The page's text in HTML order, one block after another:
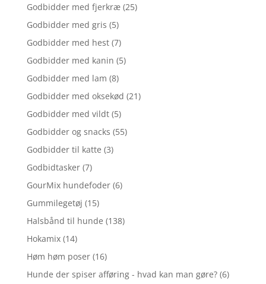
Godbidder med fjerkræ (25)
Godbidder med gris (5)
Godbidder med hest (7)
Godbidder med kanin (5)
Godbidder med lam (8)
Godbidder med oksekød (21)
Godbidder med vildt (5)
Godbidder og snacks (55)
Godbidder til katte (3)
Godbidtasker (7)
GourMix hundefoder (6)
Gummilegetøj (15)
Halsbånd til hunde (138)
Hokamix (14)
Høm høm poser (16)
Hunde der spiser afføring - hvad kan man gøre? (6)